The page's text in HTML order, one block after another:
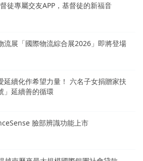
徒專屬交友APP，基督徒的新福音
流展「國際物流綜合展2026」即將登場
延續化作希望力量！ 六名子女捐贈家扶
」延續善的循環
臉部辨識功能上市